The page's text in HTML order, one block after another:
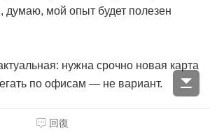
думаю, мой опыт будет полезен
нужна срочно новая карта
по офисам — не вариант.
и выяснилось, что оформить
回復